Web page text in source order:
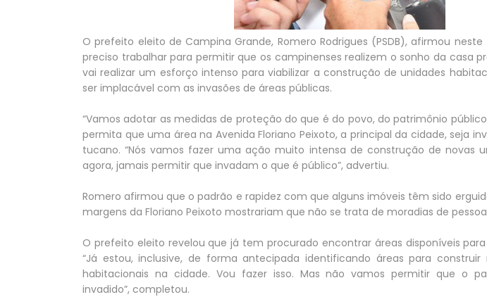
O prefeito eleito de Campina Grande, Romero Rodrigues (PSDB), afirmou
preciso trabalhar para permitir que os campinenses realizem o sonho da casa
vai realizar um esforço intenso para viabilizar a construção de unidades
ser implacável com as invasões de áreas públicas.
“Vamos adotar as medidas de proteção do que é do povo, do patrimônio
permita que uma área na Avenida Floriano Peixoto, a principal da cidade, seja
tucano. “Nós vamos fazer uma ação muito intensa de construção de novas
agora, jamais permitir que invadam o que é público”, advertiu.
Romero afirmou que o padrão e rapidez com que alguns imóveis têm sido
margens da Floriano Peixoto mostrariam que não se trata de moradias de
O prefeito eleito revelou que já tem procurado encontrar áreas disponíveis
“Já estou, inclusive, de forma antecipada identificando áreas para construir
habitacionais na cidade. Vou fazer isso. Mas não vamos permitir que o
invadido”, completou.